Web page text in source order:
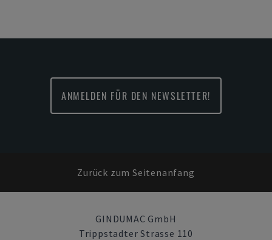
ANMELDEN FÜR DEN NEWSLETTER!
Zurück zum Seitenanfang
GINDUMAC GmbH
Trippstadter Strasse 110